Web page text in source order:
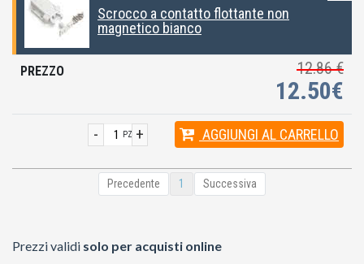
Scrocco a contatto flottante non
magnetico bianco
12.86 €
12.50€
+
- PZ AGGIUNGI AL CARRELLO
Precedente 1 Successiva
Prezzi validi solo per acquisti online